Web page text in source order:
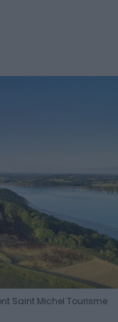
Saint Michel Tourisme